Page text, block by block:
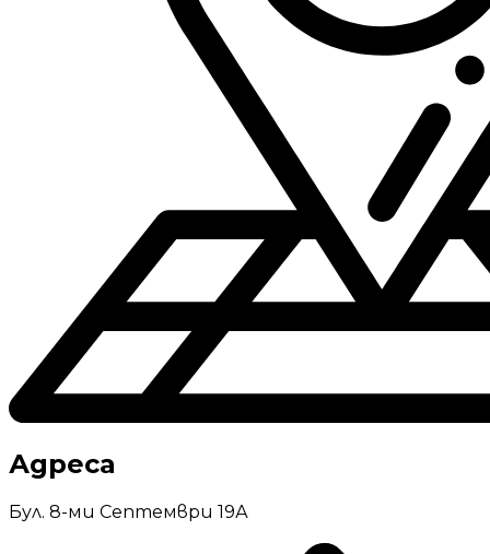
Адреса
Бул. 8-ми Септември 19А